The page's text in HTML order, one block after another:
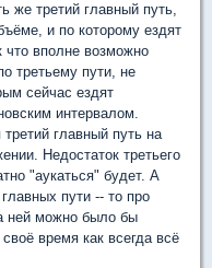
же третий главный путь,
и по которому ездят
что вполне возможно
третьему пути, не
сейчас ездят
интервалом.
главный путь на
Недостаток третьего
"аукаться" будет. А
пути -- то про
ней можно было бы
время как всегда всё